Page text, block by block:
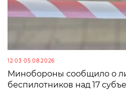
12:03 05.08.2026
Минобороны сообщило о
беспилотников над 17